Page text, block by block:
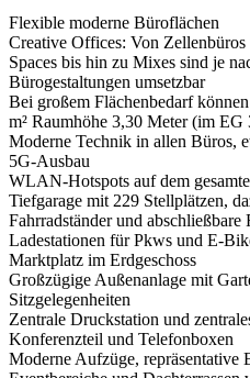
Flexible moderne Büroflächen
Creative Offices: Von
Spaces bis hin zu Mixes sind je
Bürogestaltungen umsetzbar
Bei großem Flächenbedarf
m² Raumhöhe 3,30 Meter (im EG
Moderne Technik in allen Büros,
5G-Ausbau
WLAN-Hotspots auf dem
Tiefgarage mit 229 Stellplätzen,
Fahrradständer und abschließbare
Ladestationen für Pkws und E-
Marktplatz im Erdgeschoss
Großzügige Außenanlage mit
Sitzgelegenheiten
Zentrale Druckstation und
Konferenzteil und Telefonboxen
Moderne Aufzüge, repräsentative